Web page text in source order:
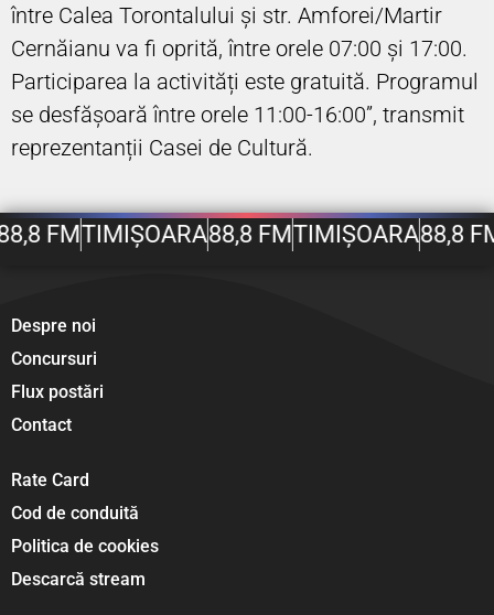
între Calea Torontalului și str. Amforei/Martir
Cernăianu va fi oprită, între orele 07:00 și 17:00.
Participarea la activități este gratuită. Programul
se desfășoară între orele 11:00-16:00”, transmit
reprezentanții Casei de Cultură.
FMTIMIȘOARA88,8 FMTIMIȘOARA88,8 FM
Despre noi
Concursuri
Flux postări
Contact
Rate Card
Cod de conduită
Politica de cookies
Descarcă stream